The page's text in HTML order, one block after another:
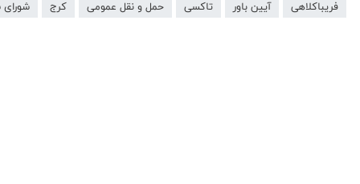
فریباکلاهی آیین باور تاکسی حمل و نقل عمومی کرج